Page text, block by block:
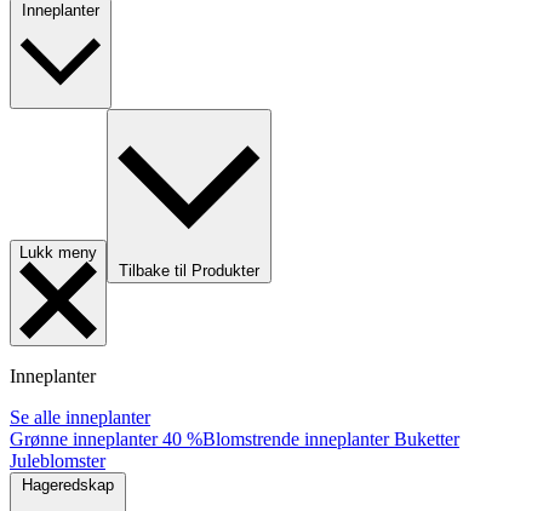
Inneplanter
Lukk meny
Tilbake til Produkter
Inneplanter
Se alle inneplanter
Grønne inneplanter40 %Blomstrende inneplanterBuketter
Juleblomster